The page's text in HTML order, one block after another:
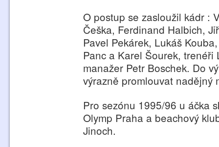
O postup se zasloužil kádr :
Češka, Ferdinand Halbich,
Pavel Pekárek, Lukáš
Panc a Karel Šourek,
manažer Petr Boschek. Do
výrazně promlouvat nadějný
Pro sezónu 1995/96 u áčka
Olymp Praha a beachový
Jinoch.